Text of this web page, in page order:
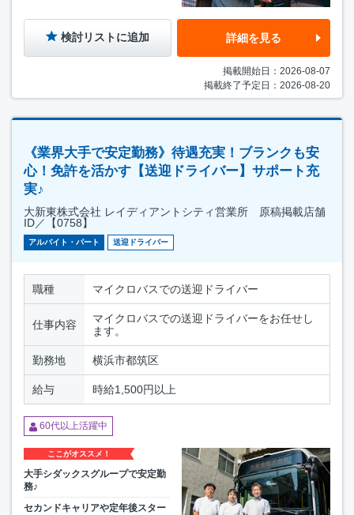
検討リストに追加 詳細を見る
掲載開始日：2026-08-07
掲載終了予定日：2026-08-20
《業界大手で安定勤務》待遇充実！ブランクも安
心！免許を活かす【送迎ドライバー】サポート充
実♪
大新東株式会社 レイディアントシティ営業所 原稿掲載店舗
ID／【0758】
アルバイト・パート 送迎ドライバー
職種 マイクロバスでの送迎ドライバー
仕事内容
マイクロバスでの送迎ドライバーをお任せし
ます。
勤務地 横浜市都筑区
給与 時給1,500円以上
60代以上活躍中
ここがオススメ！
大手シダックスグループで安定勤
務♪
セカンドキャリアや定年後スター